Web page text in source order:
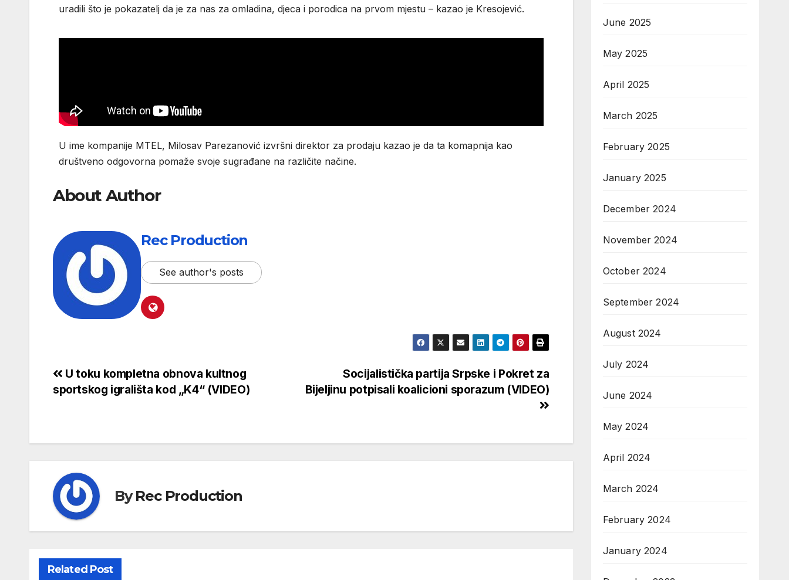
uradili što je pokazatelj da je za nas za omladina, djeca i porodica na prvom mjestu – kazao je Kresojević.
U ime kompanije MTEL, Milosav Parezanović izvršni direktor za prodaju kazao je da ta komapnija kao
društveno odgovorna pomaže svoje sugrađane na različite načine.
About Author
Rec Production
See author's posts
Socijalistička partija Srpske i Pokret za
Bijeljinu potpisali koalicioni sporazum (VIDEO)
U toku kompletna obnova kultnog
sportskog igrališta kod „K4“ (VIDEO)
ByRec Production
Related Post
June 2025
May 2025
April 2025
March 2025
February 2025
January 2025
December 2024
November 2024
October 2024
September 2024
August 2024
July 2024
June 2024
May 2024
April 2024
March 2024
February 2024
January 2024